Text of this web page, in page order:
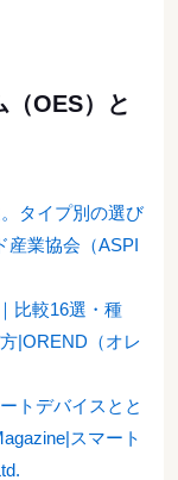
（OES）と
タイプ別の選び
産業協会（ASPI
比較16選・種
|OREND（オレ
トデバイスとと
スマート